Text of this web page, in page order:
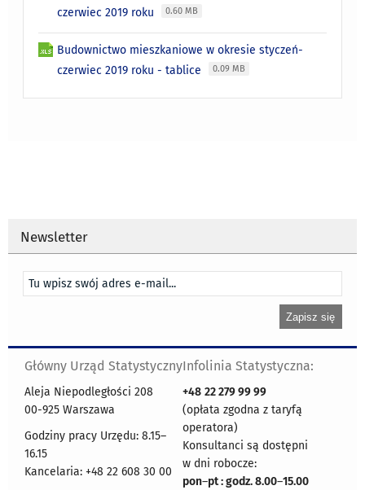
czerwiec 2019 roku
0.60 MB
Budownictwo mieszkaniowe w okresie styczeń-
czerwiec 2019 roku - tablice
0.09 MB
Newsletter
Główny Urząd Statystyczny
Aleja Niepodległości 208
00-925 Warszawa
Godziny pracy Urzędu: 8.15–
16.15
Kancelaria: +48 22 608 30 00
Infolinia Statystyczna:
+48 22 279 99 99
(opłata zgodna z taryfą
operatora)
Konsultanci są dostępni
w dni robocze:
pon–pt : godz. 8.00–15.00